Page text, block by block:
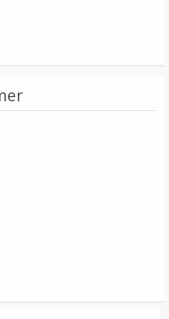
3xXQD olika